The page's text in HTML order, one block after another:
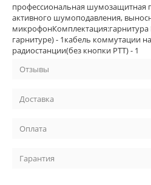
профессиональная шумозащитная
активного шумоподавления,
микрофонКомплектация:гарнитура
гарнитуре) - 1кабель коммутации
радиостанции(без кнопки PTT) - 1
Отзывы
Доставка
Оплата
Гарантия